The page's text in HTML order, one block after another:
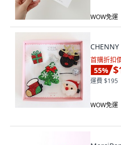
WOW免運
首購折扣
55%
運費 $195
WOW免運